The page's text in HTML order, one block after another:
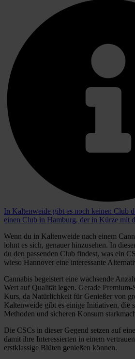
In Kaltenweide gibt es noch keinen Club
einen Club in Hamburg, der in Kürze mit
Wenn du in Kaltenweide nach einem
lohnt es sich, genauer hinzusehen. In
du den passenden Club findest, was ein
wieso Hannover eine interessante
Cannabis begeistert eine wachsende
Wert auf Qualität legen. Gerade Premium-
Kurs, da Natürlichkeit für Genießer von
Kaltenweide gibt es einige Initiativen, die
Methoden und sicheren Konsum
Die CSCs in dieser Gegend setzen auf
damit ihre Interessierten in einem
erstklassige Blüten genießen können.